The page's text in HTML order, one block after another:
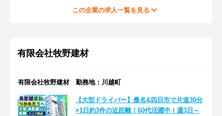
この企業の求人一覧を見る
有限会社牧野建材
有限会社牧野建材 勤務地：川越町
【大型ドライバー】桑名&四日市で片道30分
×1日約3件の近距離！60代活躍中！週3日～